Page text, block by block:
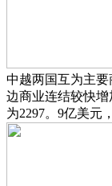
中越两国互为主
边商业连结较快
为2297。9亿美元